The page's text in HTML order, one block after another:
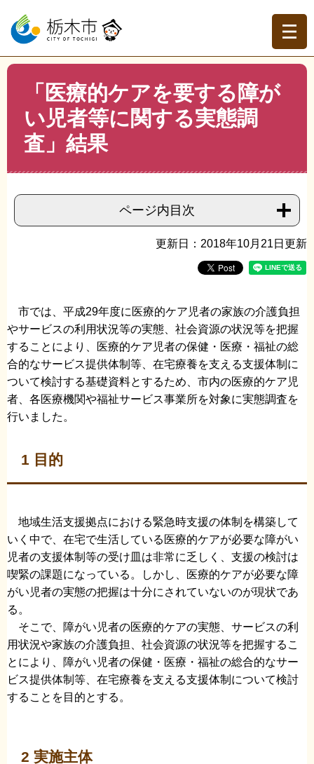
ー
の
先
ニ
ー
を
へ
トップページ > 分類でさがす >くらしの情報 >福祉 >
がい者
>「医療的ケアを要する障がい児者等に関する実態
調査」結果
「医療的ケアを要する障が
い児者等に関する実態調
査」結果
ページ内目次
更新日：2018年10月21日更新
市では、平成29年度に医療的ケア児者の家族の介護負担
やサービスの利用状況等の実態、社会資源の状況等を把握
することにより、医療的ケア児者の保健・医療・福祉の総
合的なサービス提供体制等、在宅療養を支える支援体制に
ついて検討する基礎資料とするため、市内の医療的ケア児
者、各医療機関や福祉サービス事業所を対象に実態調査を
行いました。
1 目的
地域生活支援拠点における緊急時支援の体制を構築して
いく中で、在宅で生活している医療的ケアが必要な障がい
児者の支援体制等の受け皿は非常に乏しく、支援の検討は
喫緊の課題になっている。しかし、医療的ケアが必要な障
がい児者の実態の把握は十分にされていないのが現状であ
る。
そこで、障がい児者の医療的ケアの実態、サービスの利
用状況や家族の介護負担、社会資源の状況等を把握するこ
とにより、障がい児者の保健・医療・福祉の総合的なサー
ビス提供体制等、在宅療養を支える支援体制について検討
することを目的とする。
2 実施主体